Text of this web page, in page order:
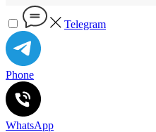
Telegram
Phone
WhatsApp